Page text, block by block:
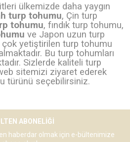
ülkemizde daha yaygın
turp tohumu, Çin turp
tohumu, fındık turp tohumu,
ve Japon uzun turp
yetiştirilen turp tohumu
Bu turp tohumları
Sizlerde kaliteli turp
sitemizi ziyaret ederek
türünü seçebilirsiniz.
ABONELIĞI
haberdar olmak için e-bültenimize